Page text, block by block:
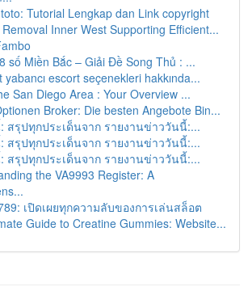
Tutorial Lengkap dan Link copyright
Inner West Supporting Efficient...
số Miền Bắc – Giải Đề Song Thủ : ...
yabancı escort seçenekleri hakkında...
San Diego Area : Your Overview ...
Broker: Die besten Angebote Bin...
สรุปทุกประเด็นจาก รายงานข่าววันนี้:...
สรุปทุกประเด็นจาก รายงานข่าววันนี้:...
สรุปทุกประเด็นจาก รายงานข่าววันนี้:...
the VA9993 Register: A
เปิดเผยทุกความลับของการเล่นสล็อต
Guide to Creatine Gummies: Website...